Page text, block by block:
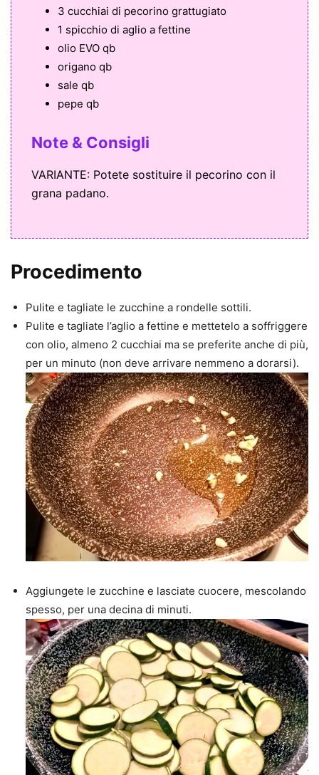
3 cucchiai di pecorino grattugiato
1 spicchio di aglio a fettine
olio EVO qb
origano qb
sale qb
pepe qb
Note & Consigli
VARIANTE: Potete sostituire il pecorino con il
grana padano.
Procedimento
Pulite e tagliate le zucchine a rondelle sottili.
Pulite e tagliate l’aglio a fettine e mettetelo a soffriggere
con olio, almeno 2 cucchiai ma se preferite anche di più,
per un minuto (non deve arrivare nemmeno a dorarsi).
Aggiungete le zucchine e lasciate cuocere, mescolando
spesso, per una decina di minuti.